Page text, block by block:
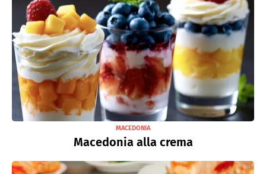
MACEDONIA
Macedonia alla crema